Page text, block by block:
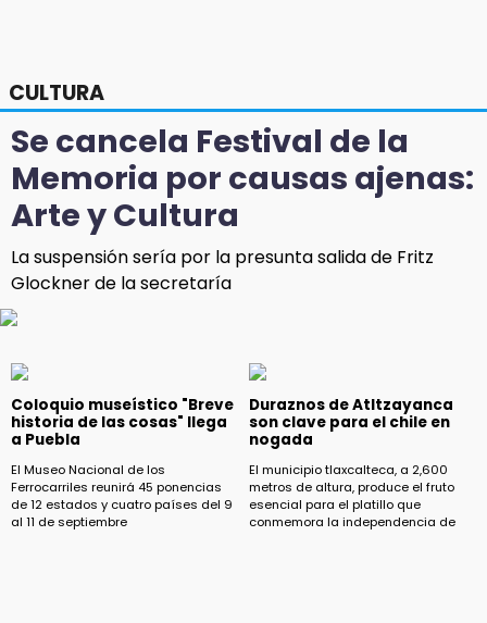
CULTURA
Se cancela Festival de la
Memoria por causas ajenas:
Arte y Cultura
La suspensión sería por la presunta salida de Fritz
Glockner de la secretaría
Coloquio museístico "Breve
historia de las cosas" llega
a Puebla
El Museo Nacional de los
Ferrocarriles reunirá 45 ponencias
de 12 estados y cuatro países del 9
al 11 de septiembre
Duraznos de Atltzayanca
son clave para el chile en
nogada
El municipio tlaxcalteca, a 2,600
metros de altura, produce el fruto
esencial para el platillo que
conmemora la independencia de